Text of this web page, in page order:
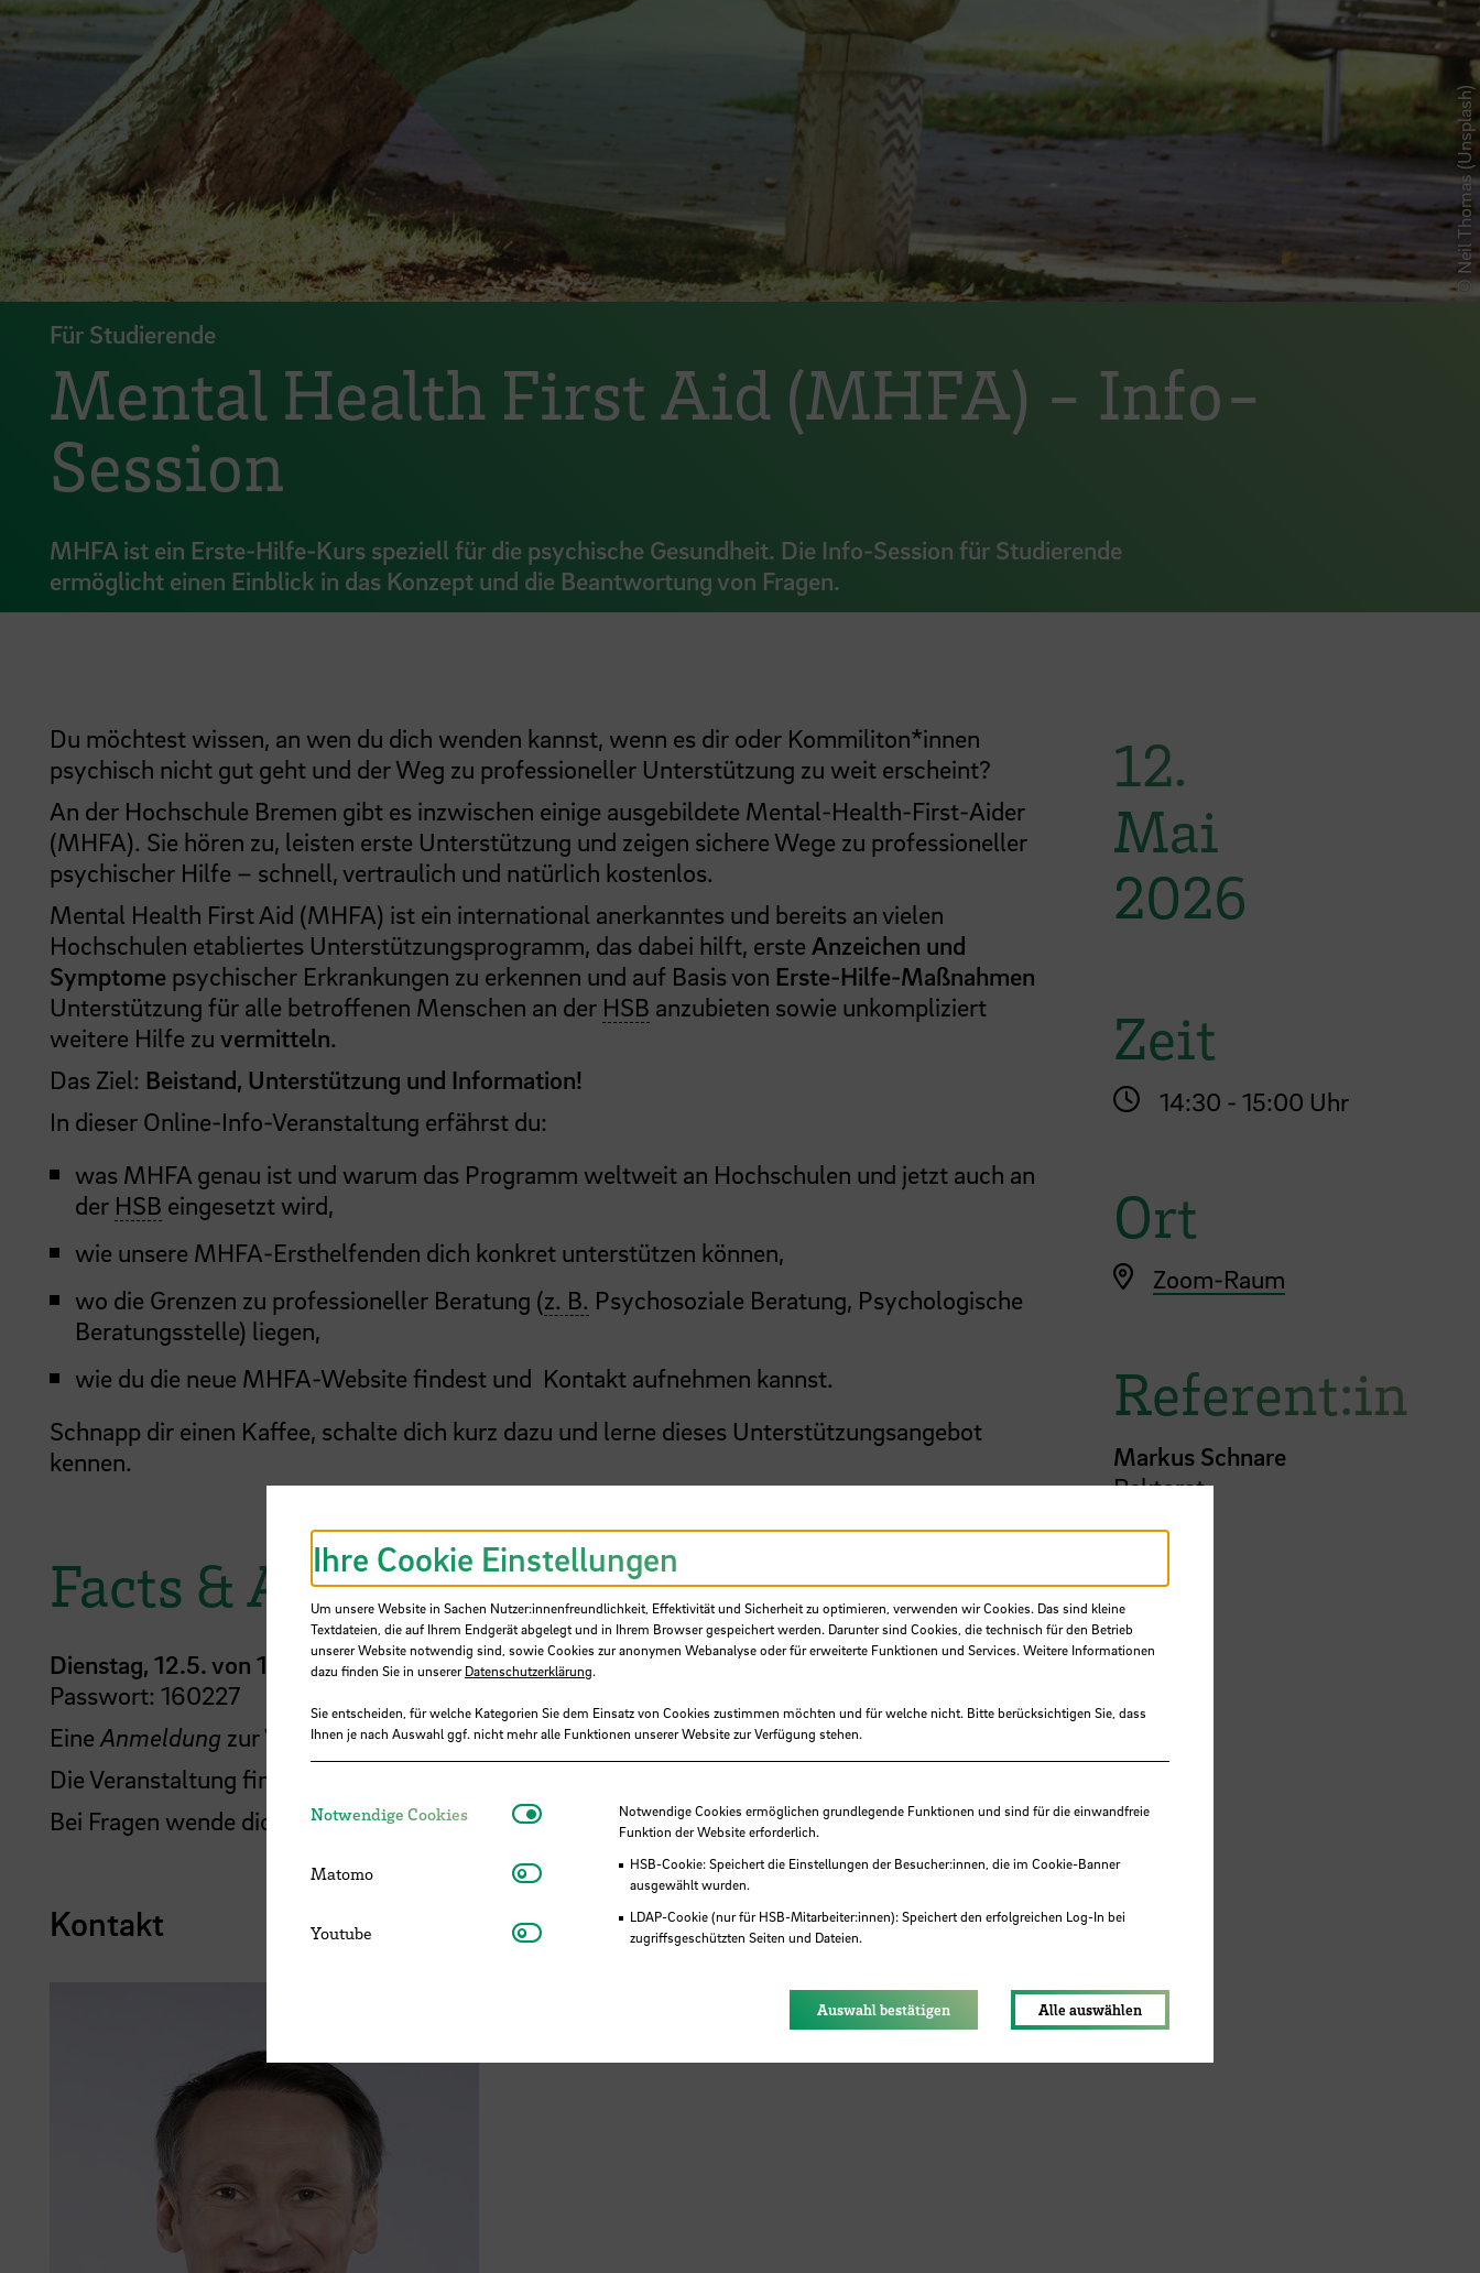
© Neil Thomas (Unsplash)
Für Studierende
Mental Health First Aid (MHFA) - Info-
Session
MHFA ist ein Erste-Hilfe-Kurs speziell für die psychische Gesundheit. Die Info-Session für Studierende
ermöglicht einen Einblick in das Konzept und die Beantwortung von Fragen.
Du möchtest wissen, an wen du dich wenden kannst, wenn es dir oder Kommiliton*innen
psychisch nicht gut geht und der Weg zu professioneller Unterstützung zu weit erscheint?
An der Hochschule Bremen gibt es inzwischen einige ausgebildete Mental-Health-First-Aider
(MHFA). Sie hören zu, leisten erste Unterstützung und zeigen sichere Wege zu professioneller
psychischer Hilfe – schnell, vertraulich und natürlich kostenlos.
Mental Health First Aid (MHFA) ist ein international anerkanntes und bereits an vielen
Hochschulen etabliertes Unterstützungsprogramm, das dabei hilft, erste Anzeichen und
Symptome psychischer Erkrankungen zu erkennen und auf Basis von Erste-Hilfe-Maßnahmen
Unterstützung für alle betroffenen Menschen an der HSB anzubieten sowie unkompliziert
weitere Hilfe zu vermitteln.
Das Ziel: Beistand, Unterstützung und Information!
In dieser Online-Info-Veranstaltung erfährst du:
was MHFA genau ist und warum das Programm weltweit an Hochschulen und jetzt auch an
der HSB eingesetzt wird,
wie unsere MHFA-Ersthelfenden dich konkret unterstützen können,
wo die Grenzen zu professioneller Beratung (z. B. Psychosoziale Beratung, Psychologische
Beratungsstelle) liegen,
wie du die neue MHFA-Website findest und Kontakt aufnehmen kannst.
Schnapp dir einen Kaffee, schalte dich kurz dazu und lerne dieses Unterstützungsangebot
kennen.
Facts & Anmeldung
Dienstag, 12.5. von 14:30 bis 15:00 UhrviaZoom
Passwort: 160227
Eine Anmeldung zur Veranstaltung istnicht erforderlich.
Die Veranstaltung findet auf deutsch statt.
Bei Fragen wende dich gerne anMarkus Schnare
Kontakt
12.
Mai
2026
Zeit
14:30 - 15:00 Uhr
Ort
Zoom-Raum
Referent:in
Markus Schnare
Rektorat
Ihre Cookie Einstellungen
Um unsere Website in Sachen Nutzer:innenfreundlichkeit, Effektivität und Sicherheit zu optimieren, verwenden wir Cookies. Das sind kleine
Textdateien, die auf Ihrem Endgerät abgelegt und in Ihrem Browser gespeichert werden. Darunter sind Cookies, die technisch für den Betrieb
unserer Website notwendig sind, sowie Cookies zur anonymen Webanalyse oder für erweiterte Funktionen und Services. Weitere Informationen
dazu finden Sie in unsererDatenschutzerklärung.
Sie entscheiden, für welche Kategorien Sie dem Einsatz von Cookies zustimmen möchten und für welche nicht. Bitte berücksichtigen Sie, dass
Ihnen je nach Auswahl ggf. nicht mehr alle Funktionen unserer Website zur Verfügung stehen.
Notwendige Cookies Notwendige CookiesNotwendige Cookies ermöglichen grundlegende Funktionen und sind für die einwandfreie
Funktion der Website erforderlich.
HSB-Cookie: Speichert die Einstellungen der Besucher:innen, die im Cookie-Banner
ausgewählt wurden.
LDAP-Cookie (nur für HSB-Mitarbeiter:innen): Speichert den erfolgreichen Log-In bei
zugriffsgeschützten Seiten und Dateien.
Matomo Matomo
Youtube Youtube
Auswahl bestätigen Alle auswählen